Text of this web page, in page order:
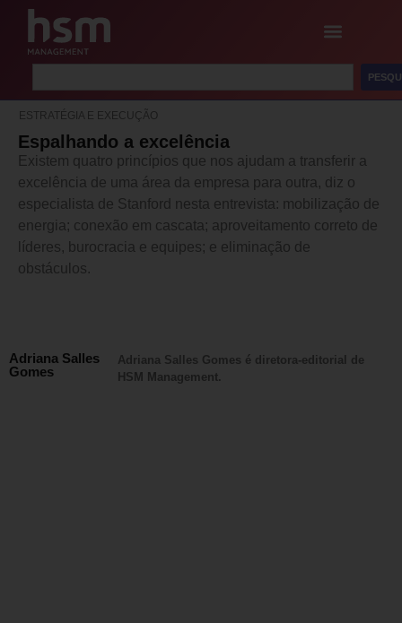
ESTRATÉGIA E EXECUÇÃO
Espalhando a excelência
Existem quatro princípios que nos ajudam a transferir a
excelência de uma área da empresa para outra, diz o
especialista de Stanford nesta entrevista: mobilização de
energia; conexão em cascata; aproveitamento correto de
líderes, burocracia e equipes; e eliminação de
obstáculos.
Adriana Salles
Gomes
Adriana Salles Gomes é diretora-editorial de
HSM Management.